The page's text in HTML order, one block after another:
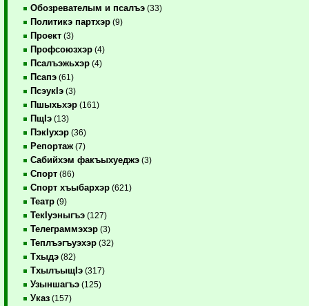
Обозревателым и псалъэ (33)
Политикэ партхэр (9)
Проект (3)
Профсоюзхэр (4)
Псалъэжьхэр (4)
Псапэ (61)
ПсэукIэ (3)
Пшыхьхэр (161)
ПщIэ (13)
ПэкIухэр (36)
Репортаж (7)
Сабийхэм факъыхуеджэ (3)
Спорт (86)
Спорт хъыбархэр (621)
Театр (9)
ТекIуэныгъэ (127)
Телеграммэхэр (3)
Теплъэгъуэхэр (32)
Тхыдэ (82)
ТхылъыщIэ (317)
Узыншагъэ (125)
Указ (157)